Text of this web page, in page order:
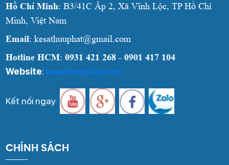
Hồ Chí Minh: B3/41C Ấp 2, Xã Vĩnh Lộc, TP Hồ Chí
Minh, Việt Nam
Email: kesathuuphat@gmail.com
Hotline HCM:0931 421 268 - 0901 417 104
Website: kesathuuphat.com
Kết nối ngay
CHÍNH SÁCH